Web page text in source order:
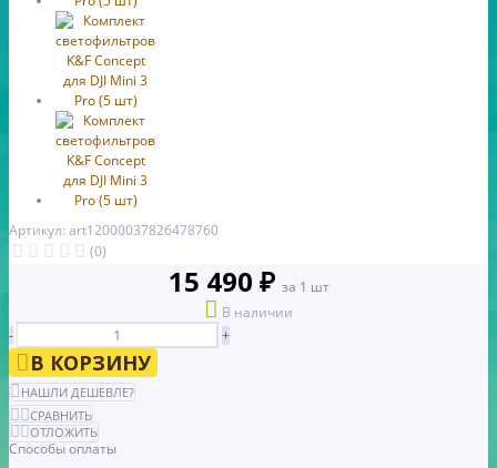
Артикул: art12000037826478760
(0)
15 490 ₽ за 1 шт
В наличии
-
+
В КОРЗИНУ
НАШЛИ ДЕШЕВЛЕ?
СРАВНИТЬ
ОТЛОЖИТЬ
Способы оплаты